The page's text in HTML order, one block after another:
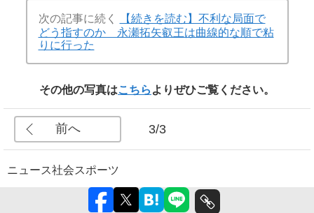
次の記事に続く
【続きを読む】不利な局面で
どう指すのか 永瀬拓矢叡王は曲線的な順で粘
りに行った
その他の写真はこちら よりぜひご覧ください。
前へ 3/3
ニュース社会スポーツ